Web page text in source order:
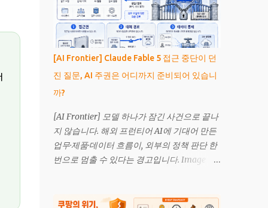
비교하며, 승인된 범위 안에서 구매까지 수행
하는 거래 방식입니다. 기존 추천 시스템이 선
택지를 보여줬다면, 에이전트는 목표를 해석
하고 외부 시스템을 호출해 실제 행동으로 이
어갑니다. 2026년에는 이 개념이 발표 자료에
만 머물지 않았습니다. Mastercard는 한국에
서 인천공항과 서울 도심 사이의 차량 예약을
발표했고, 호주와 중남미에서도 영화표, 숙박,
식료품, 서적과 디지털 상품을 포함한 거래 사
례를 공개했습니다. 그렇다고 사람이 운영하
는 쇼핑몰이 곧 사라진다는 뜻은 아닙니다. 현
거래가 섞여 있습니다. 더 중요한 변화는 소비
[AI Frontier] Claude Fable 5 접근 중단이 던
진 질문, AI 주권은 어디까지 준비되어 있습니
까?
[AI Frontier] 모델 하나가 잠긴 사건으로 끝나
지 않습니다. 해외 프런티어 AI에 기대어 만든
업무·제품·데이터 흐름이, 외부의 정책 판단 한
번으로 멈출 수 있다는 경고입니다. Image
중단을 지시했습니다. Anthropic은 국가안보